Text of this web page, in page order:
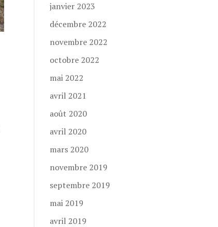
janvier 2023
décembre 2022
novembre 2022
octobre 2022
mai 2022
avril 2021
août 2020
avril 2020
mars 2020
novembre 2019
septembre 2019
mai 2019
avril 2019